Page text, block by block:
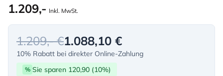
1.209,- Inkl. MwSt.
1.209,- €1.088,10 €
10% Rabatt bei direkter Online-Zahlung
% Sie sparen 120,90 (10%)